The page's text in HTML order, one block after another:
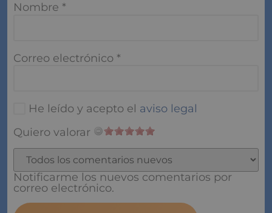
Nombre *
Correo electrónico *
He leído y acepto el aviso legal
Quiero valorar
Notificarme los nuevos comentarios por
correo electrónico.